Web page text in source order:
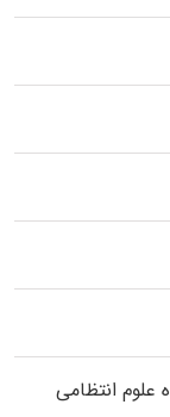
انتظامی